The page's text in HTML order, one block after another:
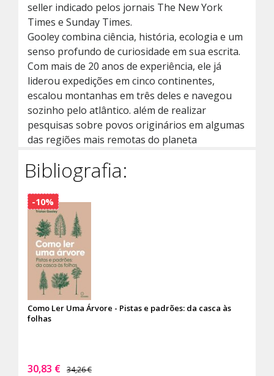
seller indicado pelos jornais The New York
Times e Sunday Times.
Gooley combina ciência, história, ecologia e um
senso profundo de curiosidade em sua escrita.
Com mais de 20 anos de experiência, ele já
liderou expedições em cinco continentes,
escalou montanhas em três deles e navegou
sozinho pelo atlântico. além de realizar
pesquisas sobre povos originários em algumas
das regiões mais remotas do planeta
Bibliografia:
Como Ler Uma Árvore - Pistas e padrões: da casca às
folhas
30,83 € 34,26 €
-10%